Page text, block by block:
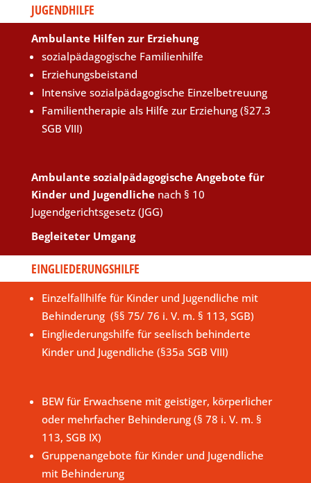
JUGENDHILFE
Ambulante Hilfen zur Erziehung
sozialpädagogische Familienhilfe
Erziehungsbeistand
Intensive sozialpädagogische Einzelbetreuung
Familientherapie als Hilfe zur Erziehung (§27.3
SGB VIII)
Ambulante sozialpädagogische Angebote für
Kinder und Jugendliche nach § 10
Jugendgerichtsgesetz (JGG)
Begleiteter Umgang
EINGLIEDERUNGSHILFE
Einzelfallhilfe für Kinder und Jugendliche mit
Behinderung (§§ 75/ 76 i. V. m. § 113, SGB)
Eingliederungshilfe für seelisch behinderte
Kinder und Jugendliche (§35a SGB VIII)
BEW für Erwachsene mit geistiger, körperlicher
oder mehrfacher Behinderung (§ 78 i. V. m. §
113, SGB IX)
Gruppenangebote für Kinder und Jugendliche
mit Behinderung